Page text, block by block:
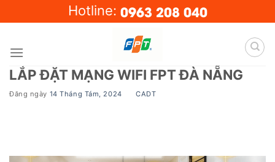
to
Hotline: 0963 208 040
LẮP ĐẶT MẠNG WIFI FPT ĐÀ NẴNG
Đăng ngày 14 Tháng Tám, 2024 CADT